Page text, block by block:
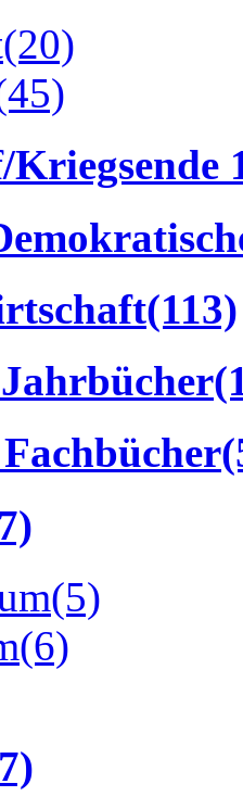
(20)
(113)
(5)
(6)